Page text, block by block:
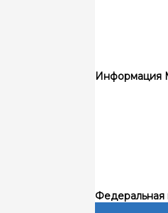
Информация
Федеральная